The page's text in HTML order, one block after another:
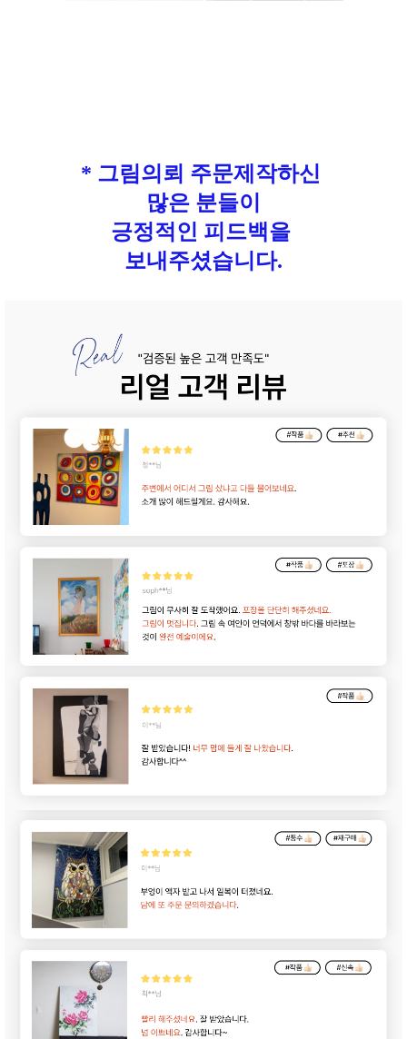
* 그림의뢰 주문제작하신
많은 분들이
긍정적인 피드백을
보내주셨습니다.